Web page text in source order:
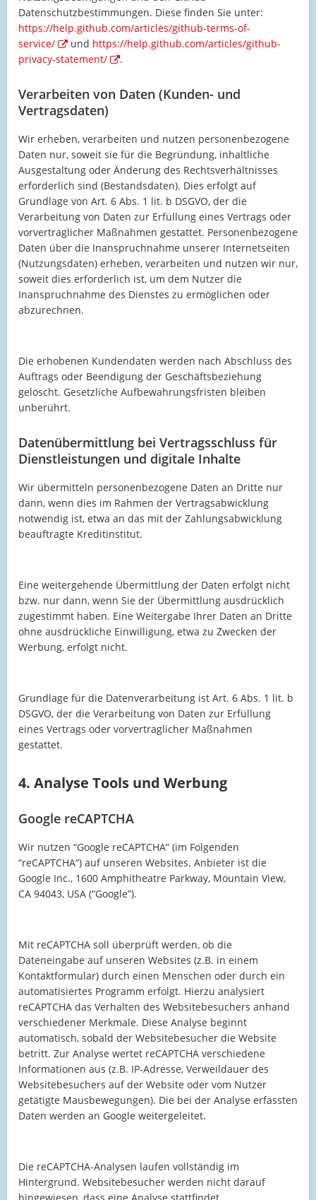
Datenschutzbestimmungen. Diese finden Sie unter:
https://help.github.com/articles/github-terms-of-
service/
und https://help.github.com/articles/github-
privacy-statement/
.
Verarbeiten von Daten (Kunden- und
Vertragsdaten)
Wir erheben, verarbeiten und nutzen personenbezogene
Daten nur, soweit sie für die Begründung, inhaltliche
Ausgestaltung oder Änderung des Rechtsverhältnisses
erforderlich sind (Bestandsdaten). Dies erfolgt auf
Grundlage von Art. 6 Abs. 1 lit. b DSGVO, der die
Verarbeitung von Daten zur Erfüllung eines Vertrags oder
vorvertraglicher Maßnahmen gestattet. Personenbezogene
Daten über die Inanspruchnahme unserer Internetseiten
(Nutzungsdaten) erheben, verarbeiten und nutzen wir nur,
soweit dies erforderlich ist, um dem Nutzer die
Inanspruchnahme des Dienstes zu ermöglichen oder
abzurechnen.
Die erhobenen Kundendaten werden nach Abschluss des
Auftrags oder Beendigung der Geschäftsbeziehung
gelöscht. Gesetzliche Aufbewahrungsfristen bleiben
unberührt.
Datenübermittlung bei Vertragsschluss für
Dienstleistungen und digitale Inhalte
Wir übermitteln personenbezogene Daten an Dritte nur
dann, wenn dies im Rahmen der Vertragsabwicklung
notwendig ist, etwa an das mit der Zahlungsabwicklung
beauftragte Kreditinstitut.
Eine weitergehende Übermittlung der Daten erfolgt nicht
bzw. nur dann, wenn Sie der Übermittlung ausdrücklich
zugestimmt haben. Eine Weitergabe Ihrer Daten an Dritte
ohne ausdrückliche Einwilligung, etwa zu Zwecken der
Werbung, erfolgt nicht.
Grundlage für die Datenverarbeitung ist Art. 6 Abs. 1 lit. b
DSGVO, der die Verarbeitung von Daten zur Erfüllung
eines Vertrags oder vorvertraglicher Maßnahmen
gestattet.
4. Analyse Tools und Werbung
Google reCAPTCHA
Wir nutzen “Google reCAPTCHA” (im Folgenden
“reCAPTCHA”) auf unseren Websites. Anbieter ist die
Google Inc., 1600 Amphitheatre Parkway, Mountain View,
CA 94043, USA (“Google”).
Mit reCAPTCHA soll überprüft werden, ob die
Dateneingabe auf unseren Websites (z.B. in einem
Kontaktformular) durch einen Menschen oder durch ein
automatisiertes Programm erfolgt. Hierzu analysiert
reCAPTCHA das Verhalten des Websitebesuchers anhand
verschiedener Merkmale. Diese Analyse beginnt
automatisch, sobald der Websitebesucher die Website
betritt. Zur Analyse wertet reCAPTCHA verschiedene
Informationen aus (z.B. IP-Adresse, Verweildauer des
Websitebesuchers auf der Website oder vom Nutzer
getätigte Mausbewegungen). Die bei der Analyse erfassten
Daten werden an Google weitergeleitet.
Die reCAPTCHA-Analysen laufen vollständig im
Hintergrund. Websitebesucher werden nicht darauf